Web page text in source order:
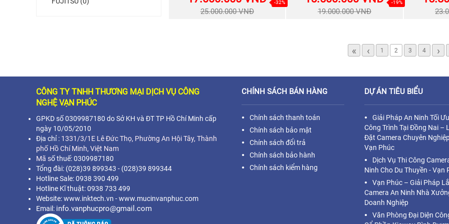
25.000.000 VNĐ
-32%
19.000.000 VNĐ
-19%
« ‹ 1 2 3 4 ›
CÔNG TY TNHH THƯƠNG MẠI DỊCH VỤ CÔNG
NGHỆ VẠN PHÚC
GPKD số 0309987180 do Sở KH và ĐT TP Hồ Chí Minh cấp
ngày 10/05/2010
Địa chỉ : 1331/3/1E Lê Đức Thọ, Phường An Hội Tây, Thành
phố Hồ Chí Minh, Việt Nam
Mã số thuế: 0309987180
Tổng đài: (028)39 899343 - (028)39 899344
Hotline Sale: 0938 390 499
Hotline Kĩ thuật: 0938 733 499
Website: www.inktech.vn - www.mucinvanphuc.com
Email: info.vanphucpro@gmail.com
CHÍNH SÁCH BÁN HÀNG
Chính sách thanh toán
Chính sách bảo mật
Chính sách đổi trả
Chính sách bảo hành
Chính sách kiểm hàng
DỰ ÁN TIÊU BIỂU
Giải Pháp An Ninh Tối
Công Trình Tại Đồng Nai –
Đặt Camera Chuyên
Vạn Phúc
Dịch Vụ Thi Công
Ninh Cho Du Thuyền - Vạn
Vạn Phúc – Giải Pháp
Camera An Ninh Nhà
Doanh Nghiệp
Văn Phòng Đại Diện